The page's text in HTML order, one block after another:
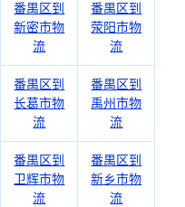
番禺区到
新密市物
流
番禺区到
荥阳市物
流
番禺区到
长葛市物
流
番禺区到
禹州市物
流
番禺区到
卫辉市物
流
番禺区到
新乡市物
流